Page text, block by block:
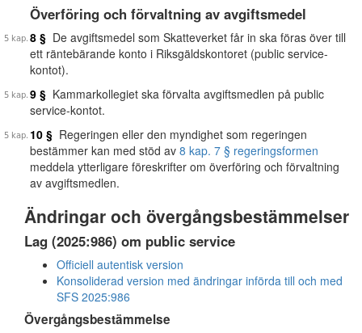
Överföring och förvaltning av avgiftsmedel
8 § De avgiftsmedel som Skatteverket får in ska föras över till
ett räntebärande konto i Riksgäldskontoret (public service-
kontot).
9 § Kammarkollegiet ska förvalta avgiftsmedlen på public
service-kontot.
10 § Regeringen eller den myndighet som regeringen
bestämmer kan med stöd av 8 kap. 7 § regeringsformen
meddela ytterligare föreskrifter om överföring och förvaltning
av avgiftsmedlen.
Ändringar och övergångsbestämmelser
Lag (2025:986) om public service
Officiell autentisk version
Konsoliderad version med ändringar införda till och med
SFS 2025:986
Övergångsbestämmelse